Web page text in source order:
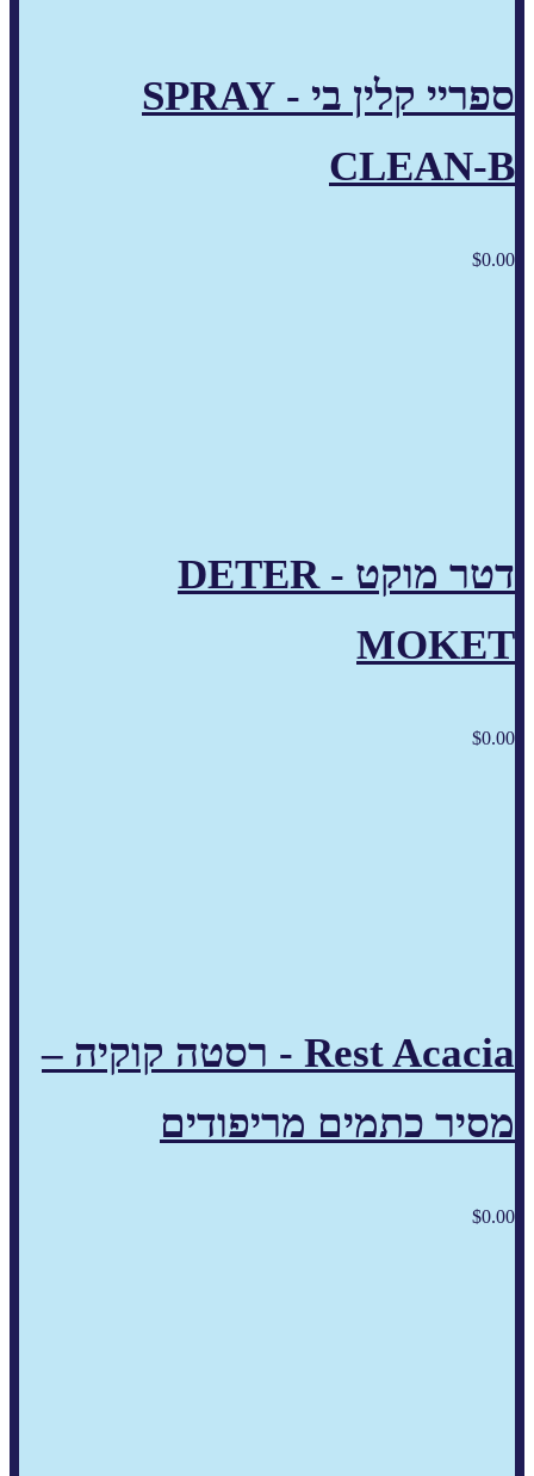
ספריי קלין בי - SPRAY
CLEAN-B
$0.00
דטר מוקט - DETER
MOKET
$0.00
Rest Acacia - רסטה קוקיה –
מסיר כתמים מריפודים
$0.00